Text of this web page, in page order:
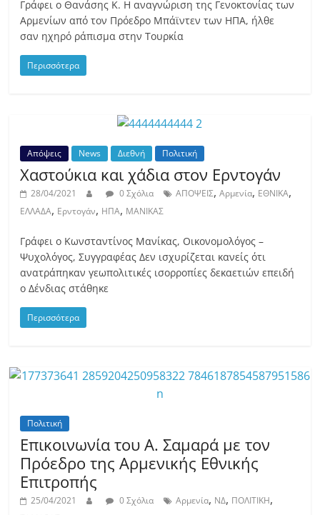
Γράφει ο Θανάσης Κ. Η αναγνώριση της Γενοκτονίας των
Αρμενίων από τον Πρόεδρο Μπάϊντεν των ΗΠΑ, ήλθε
σαν ηχηρό ράπισμα στην Τουρκία
Περισσότερα
Απόψεις News Διεθνή Πολιτική
Χαστούκια και χάδια στον Ερντογάν
28/04/2021 0 Σχόλια ΑΠΟΨΕΙΣ,Αρμενία, ΕΘΝΙΚΑ,
ΕΛΛΑΔΑ, Ερντογάν, ΗΠΑ, ΜΑΝΙΚΑΣ
Γράφει ο Κωνσταντίνος Μανίκας, Οικονομολόγος –
Ψυχολόγος, Συγγραφέας Δεν ισχυρίζεται κανείς ότι
ανατράπηκαν γεωπολιτικές ισορροπίες δεκαετιών επειδή
ο Δένδιας στάθηκε
Περισσότερα
Πολιτική
Επικοινωνία του Α. Σαμαρά με τον
Πρόεδρο της Αρμενικής Εθνικής
Επιτροπής
25/04/2021 0 Σχόλια Αρμενία, ΝΔ, ΠΟΛΙΤΙΚΗ,